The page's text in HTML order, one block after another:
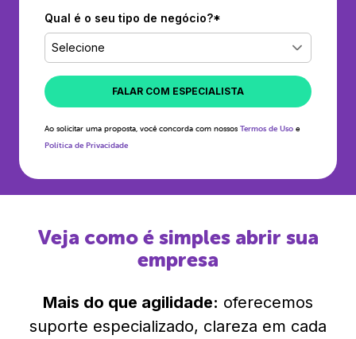
Qual é o seu tipo de negócio?*
Selecione
FALAR COM ESPECIALISTA
Ao solicitar uma proposta, você concorda com nossos Termos de Uso e
Política de Privacidade
Veja como é simples abrir sua
empresa
Mais do que agilidade: oferecemos
suporte especializado, clareza em cada